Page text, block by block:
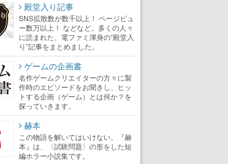
殿堂入り記事
SNS拡散数が数千以上！ ページビュ
ー数万以上！ などなど。多くの人々
に読まれた、電ファミ渾身の“殿堂入
り”記事をまとめました。
ゲームの企画書
名作ゲームクリエイターの方々に製
作時のエピソードをお聞きし、ヒッ
トする企画（ゲーム）とは何か？を
探っていきます。
赫本
この物語を解いてはいけない。『赫
本』は、〈試験問題〉の形をした短
編ホラー小説集です。